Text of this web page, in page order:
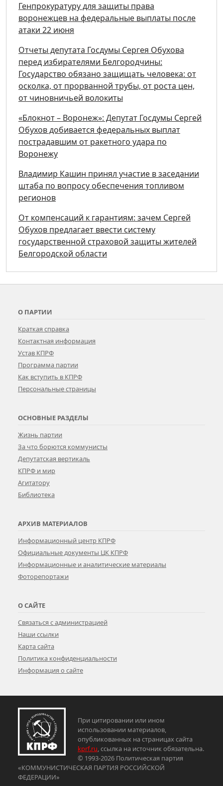
Генпрокуратуру для защиты права
воронежцев на федеральные выплаты после
атаки 22 июня
Отчеты депутата Госдумы Сергея Обухова
перед избирателями Белгородчины:
Государство обязано защищать человека: от
осколка, от прорванной трубы, от роста цен,
от чиновничьей волокиты
«Блокнот – Воронеж»: Депутат Госдумы Сергей
Обухов добивается федеральных выплат
пострадавшим от ракетного удара по
Воронежу
Владимир Кашин принял участие в заседании
штаба по вопросу обеспечения топливом
регионов
От компенсаций к гарантиям: зачем Сергей
Обухов предлагает ввести систему
государственной страховой защиты жителей
Белгородской области
О ПАРТИИ
Краткая справка
Контактная информация
Устав КПРФ
Программа партии
Как вступить в КПРФ
Персональные страницы
ОСНОВНЫЕ РАЗДЕЛЫ
Жизнь партии
За что борются коммунисты
Депутатская вертикаль
КПРФ и мир
Агитатору
Библиотека
АРХИВ МАТЕРИАЛОВ
Информационный центр КПРФ
Официальные документы ЦК КПРФ
Информационные и аналитические материалы
Фоторепортажи
О САЙТЕ
Связаться с администрацией
Наши ссылки
Карта сайта
Политика конфиденциальности
Информация о сайте
При цитировании или ином
использовании материалов,
опубликованных на страницах сайта
kprf.ru, ссылка на источник обязательна.
© 1993-2026 Политическая партия
«КОММУНИСТИЧЕСКАЯ ПАРТИЯ РОССИЙСКОЙ
ФЕДЕРАЦИИ»